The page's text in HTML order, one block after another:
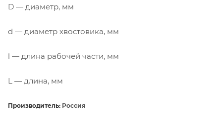
D — диаметр, мм
d — диаметр хвостовика, мм
l — длина рабочей части, мм
L — длина, мм
Производитель: Россия